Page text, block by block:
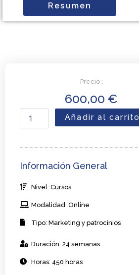
Resumen
Precio :
600,00 €
y
en
estrategias
de
de
cantidad
Añadir al carrito
Información General
Nivel: Cursos
Modalidad: Online
Tipo: Marketing y patrocinios
Duración: 24 semanas
Horas: 450 horas